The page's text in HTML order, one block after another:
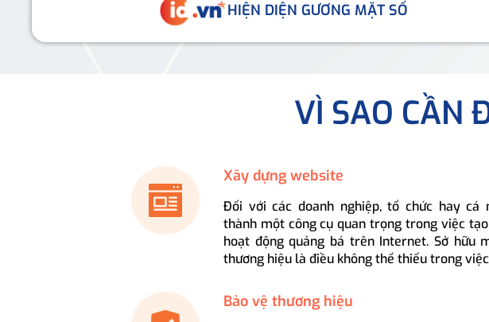
HIỆN DIỆN GƯƠNG MẶT SỐ
VÌ SAO CẦN
Xây dựng website
Đối với các doanh nghiệp, tổ chức hay cá
thành một công cụ quan trọng trong việc
hoạt động quảng bá trên Internet. Sở hữu
thương hiệu là điều không thể thiếu trong
Bảo vệ thương hiệu